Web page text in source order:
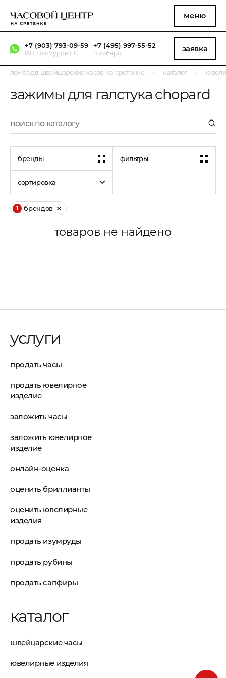
меню
+7 (903) 793-09-59
ИП Пасмуров Г.С.
+7 (495) 997-55-52
ломбард заявка
ломбард швейцарских часов на сретенке каталог
зажимы для галстука chopard
бренды фильтры
сортировка
1 брендов
товаров не найдено
услуги
продать часы
продать ювелирное
изделие
заложить часы
заложить ювелирное
изделие
онлайн-оценка
оценить бриллианты
оценить ювелирные
изделия
продать изумруды
продать рубины
продать сапфиры
каталог
швейцарские часы
ювелирные изделия